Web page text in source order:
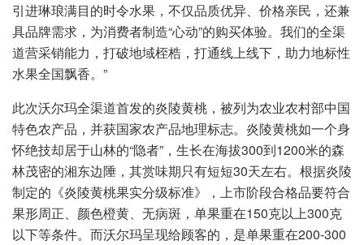
引进琳琅满目的时令水果，不仅品质优异、价格亲民，还兼
具品牌需求，为消费者制造“心动”的购买体验。我们的全渠
道营采销能力，打破地域桎梏，打通线上线下，助力地标性
水果全国飘香。”
此次沃尔玛全渠道首发的炎陵黄桃，被列为农业农村部中国
特色农产品，并获国家农产品地理标志。炎陵黄桃如一个身
怀绝技却居于山林的“隐者”，生长在海拔300到1200米的森
林茂密的湘东边陲，其赏味期只有短短30天左右。根据炎陵
制定的《炎陵黄桃果实分级标准》，上市阶段合格品要符合
果形周正、颜色橙黄、无病斑，单果重在150克以上300克
以下等条件。而沃尔玛呈现给顾客的，是单果重在200-300